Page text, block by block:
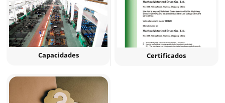
Capacidades Certificados